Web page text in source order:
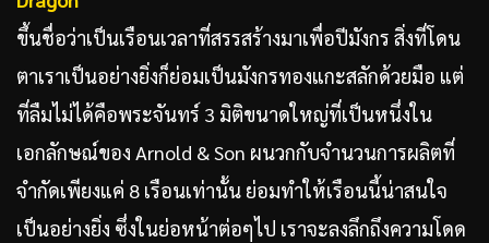
ขึ้นชื่อว่าเป็นเรือนเวลาที่สรรสร้างมาเพื่อปีมังกร สิ่งที่โดน
ตาเราเป็นอย่างยิ่งก็ย่อมเป็นมังกรทองแกะสลักด้วยมือ แต่
ที่ลืมไม่ได้คือพระจันทร์ 3 มิติขนาดใหญ่ที่เป็นหนึ่งใน
เอกลักษณ์ของ Arnold & Son ผนวกกับจำนวนการผลิตที่
จำกัดเพียงแค่ 8 เรือนเท่านั้น ย่อมทำให้เรือนนี้น่าสนใจ
เป็นอย่างยิ่ง ซึ่งในย่อหน้าต่อๆไป เราจะลงลึกถึงความโดด